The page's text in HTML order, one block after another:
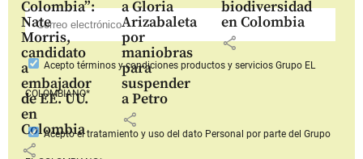
Colombia”:
Nate
Morris,
candidato
a
embajador
de EE. UU.
en
Colombia
share
a Gloria
Arizabaleta
por
maniobras
para
suspender
a Petro
share
biodiversidad
en Colombia
share
Aceptotérminos y condiciones productos y serviciosGrupo EL
COLOMBIANO*
Aceptoel tratamiento y uso del dato Personal por parte del Grupo